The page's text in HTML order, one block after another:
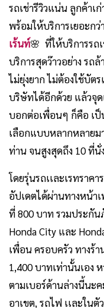
รถเช่ารีวิวแน่น ลูกค้าเ
พร้อมให้บริการเยอะกว่
เร้นท์🌸 ที่ให้บริการรถ
บริการสุดว๊าวอย่าง รถ
ไม่ยุ่งยาก ไม่ต้องใช้บัต
บริษัทได้อีกด้วย แล้วจุด
บอกต่อเพื่อนๆ ก็คือ เป็
เลือกแบบหลากหลายม
ท่าน จนสูงสุดถึง 10 ที่นั่
โดยรุ่นรถเเละเรทราค
อัปเดตได้ผ่านทางหน้า
ที่ 800 บาท รวมประกัน
Honda City และ
เพื่อน ครอบครัว ทางร้
1,400 บาทเท่านั้นเอง
ตามเบอร์ด้านล่างนี้นะ
อาเขต, รถไฟ เเละในตั